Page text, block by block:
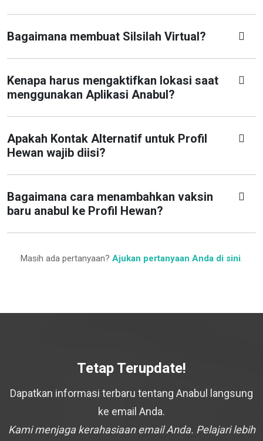
Bagaimana membuat Silsilah Virtual?
Kenapa harus mengaktifkan lokasi saat
menggunakan Aplikasi Anabul?
Apakah Kontak Alternatif untuk Profil
Hewan wajib diisi?
Bagaimana cara menambahkan vaksin
baru anabul ke Profil Hewan?
Masih ada pertanyaan? Ajukan pertanyaan Anda di sini.
Tetap Terupdate!
Dapatkan informasi terbaru tentang Anabul langsung
ke email Anda.
Kami menjaga kerahasiaan email Anda. Pelajari lebih